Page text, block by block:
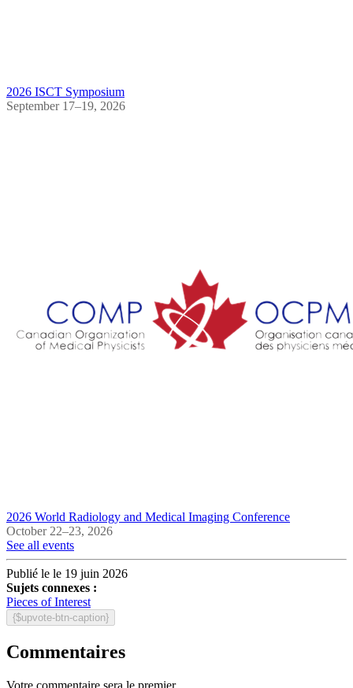
2026 ISCT Symposium
September 17–19, 2026
2026 World Radiology and Medical Imaging Conference
October 22–23, 2026
See all events
Publié le le 19 juin 2026
Sujets connexes :
Pieces of Interest
{$upvote-btn-caption}
Commentaires
Votre commentaire sera le premier.